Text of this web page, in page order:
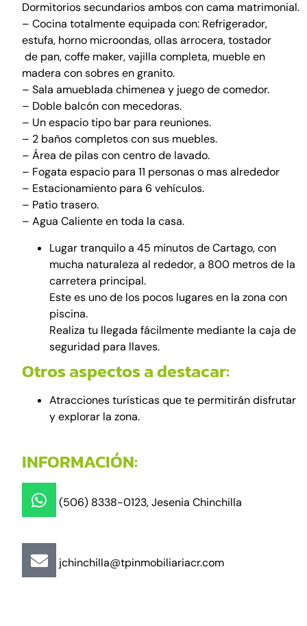
Dormitorios secundarios ambos con cama matrimonial.
– Cocina totalmente equipada con: Refrigerador,
estufa, horno microondas, ollas arrocera, tostador
de pan, coffe maker, vajilla completa, mueble en
madera con sobres en granito.
– Sala amueblada chimenea y juego de comedor.
– Doble balcón con mecedoras.
– Un espacio tipo bar para reuniones.
– 2 baños completos con sus muebles.
– Área de pilas con centro de lavado.
– Fogata espacio para 11 personas o mas alrededor
– Estacionamiento para 6 vehículos.
– Patio trasero.
– Agua Caliente en toda la casa.
Lugar tranquilo a 45 minutos de Cartago, con
mucha naturaleza al rededor, a 800 metros de la
carretera principal.
Este es uno de los pocos lugares en la zona con
piscina.
Realiza tu llegada fácilmente mediante la caja de
seguridad para llaves.
Otros aspectos a destacar:
Atracciones turísticas que te permitirán disfrutar
y explorar la zona.
INFORMACIÓN:
(506) 8338-0123, Jesenia Chinchilla
jchinchilla@tpinmobiliariacr.com